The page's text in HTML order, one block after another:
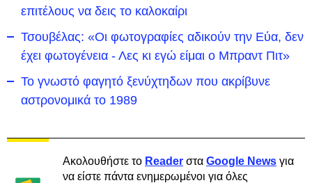
επιτέλους να δεις το καλοκαίρι
Τσουβέλας: «Οι φωτογραφίες αδικούν την Εύα, δεν
έχει φωτογένεια - Λες κι εγώ είμαι ο Μπραντ Πιτ»
Το γνωστό φαγητό ξενύχτηδων που ακρίβυνε
αστρονομικά το 1989
Ακολουθήστε το Reader στα Google News για
να είστε πάντα ενημερωμένοι για όλες